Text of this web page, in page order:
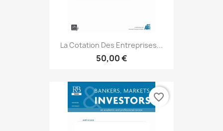
La Cotation Des Entreprises...
50,00 €
favorite_border